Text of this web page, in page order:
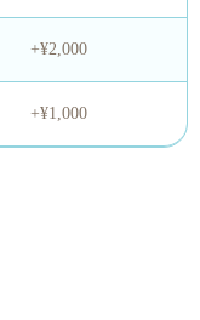
+¥2,000
+¥1,000